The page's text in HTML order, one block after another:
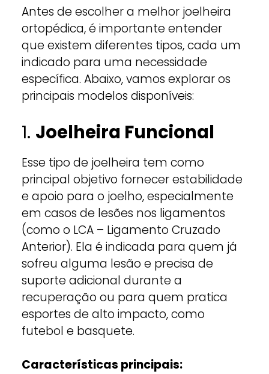
Antes de escolher a melhor joelheira
ortopédica, é importante entender
que existem diferentes tipos, cada um
indicado para uma necessidade
específica. Abaixo, vamos explorar os
principais modelos disponíveis:
1. Joelheira Funcional
Esse tipo de joelheira tem como
principal objetivo fornecer estabilidade
e apoio para o joelho, especialmente
em casos de lesões nos ligamentos
(como o LCA – Ligamento Cruzado
Anterior). Ela é indicada para quem já
sofreu alguma lesão e precisa de
suporte adicional durante a
recuperação ou para quem pratica
esportes de alto impacto, como
futebol e basquete.
Características principais: